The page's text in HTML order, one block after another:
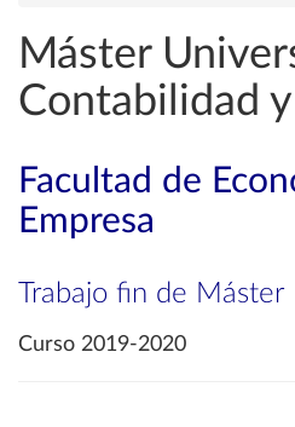
Máster
Contabilidad
Facultad de
Empresa
Trabajo fin de Máster
Curso 2019-2020